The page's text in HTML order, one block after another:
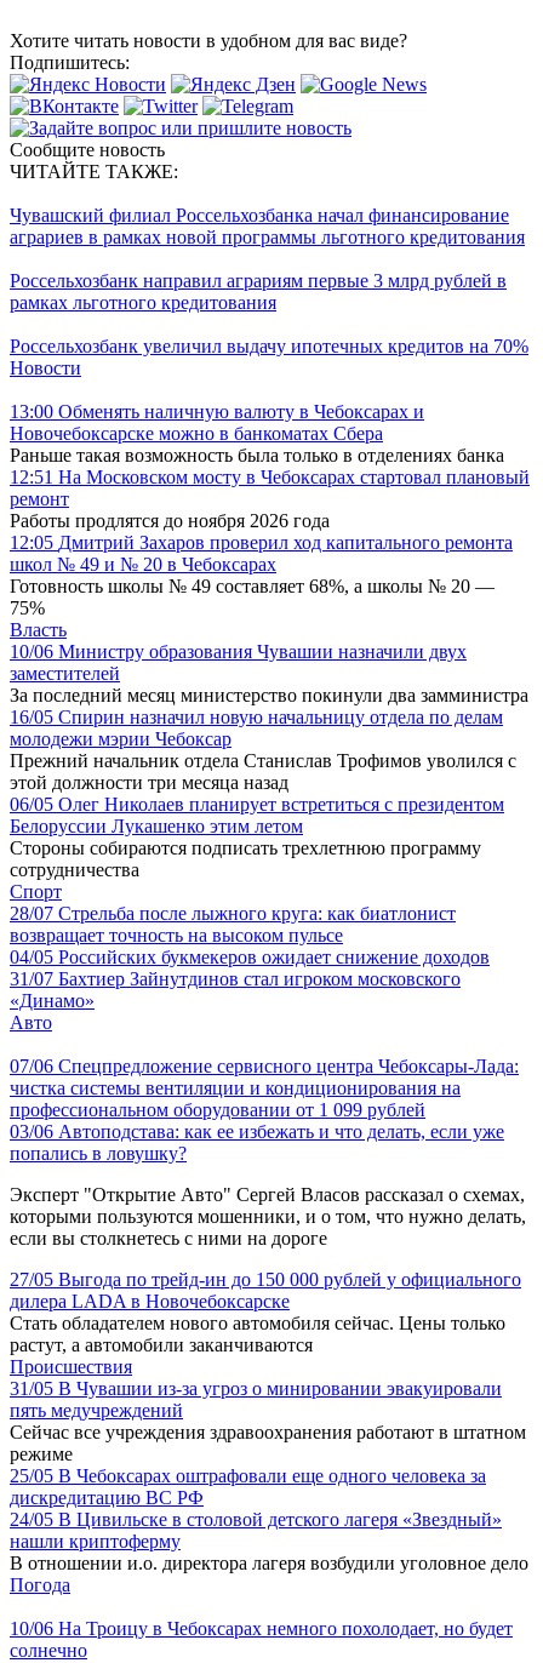
Хотите читать новости в удобном для вас виде?
Подпишитесь:
Сообщите новость
ЧИТАЙТЕ ТАКЖЕ:
Чувашский филиал Россельхозбанка начал финансирование
аграриев в рамках новой программы льготного кредитования
Россельхозбанк направил аграриям первые 3 млрд рублей в
рамках льготного кредитования
Россельхозбанк увеличил выдачу ипотечных кредитов на 70%
Новости
13:00 Обменять наличную валюту в Чебоксарах и
Новочебоксарске можно в банкоматах Сбера
Раньше такая возможность была только в отделениях банка
12:51 На Московском мосту в Чебоксарах стартовал плановый
ремонт
Работы продлятся до ноября 2026 года
12:05 Дмитрий Захаров проверил ход капитального ремонта
школ № 49 и № 20 в Чебоксарах
Готовность школы № 49 составляет 68%, а школы № 20 —
75%
Власть
10/06 Министру образования Чувашии назначили двух
заместителей
За последний месяц министерство покинули два замминистра
16/05 Спирин назначил новую начальницу отдела по делам
молодежи мэрии Чебоксар
Прежний начальник отдела Станислав Трофимов уволился с
этой должности три месяца назад
06/05 Олег Николаев планирует встретиться с президентом
Белоруссии Лукашенко этим летом
Стороны собираются подписать трехлетнюю программу
сотрудничества
Спорт
28/07 Стрельба после лыжного круга: как биатлонист
возвращает точность на высоком пульсе
04/05 Российских букмекеров ожидает снижение доходов
31/07 Бахтиер Зайнутдинов стал игроком московского
«Динамо»
Авто
07/06 Спецпредложение сервисного центра Чебоксары-Лада:
чистка системы вентиляции и кондиционирования на
профессиональном оборудовании от 1 099 рублей
03/06 Автоподстава: как ее избежать и что делать, если уже
попались в ловушку?
Эксперт "Открытие Авто" Сергей Власов рассказал о схемах,
которыми пользуются мошенники, и о том, что нужно делать,
если вы столкнетесь с ними на дороге
27/05 Выгода по трейд-ин до 150 000 рублей у официального
дилера LADA в Новочебоксарске
Стать обладателем нового автомобиля сейчас. Цены только
растут, а автомобили заканчиваются
Происшествия
31/05 В Чувашии из-за угроз о минировании эвакуировали
пять медучреждений
Сейчас все учреждения здравоохранения работают в штатном
режиме
25/05 В Чебоксарах оштрафовали еще одного человека за
дискредитацию ВС РФ
24/05 В Цивильске в столовой детского лагеря «Звездный»
нашли криптоферму
В отношении и.о. директора лагеря возбудили уголовное дело
Погода
10/06 На Троицу в Чебоксарах немного похолодает, но будет
солнечно